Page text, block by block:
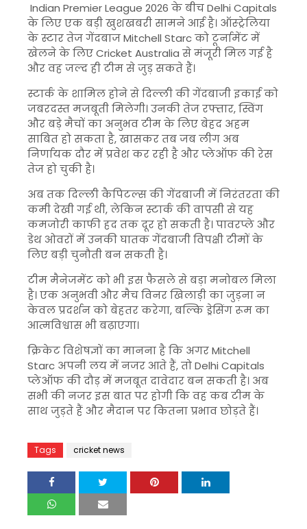
Indian Premier League 2026 के बीचDelhi Capitals
के लिए एक बड़ी खुशखबरी सामने आई है। ऑस्ट्रेलिया
के स्टार तेज गेंदबाजMitchell Starcको टूर्नामेंट में
खेलने के लिएCricket Australia से मंजूरी मिल गई है
और वह जल्द ही टीम से जुड़ सकते हैं।
स्टार्क के शामिल होने से दिल्ली की गेंदबाजी इकाई को
जबरदस्त मजबूती मिलेगी। उनकी तेज रफ्तार, स्विंग
और बड़े मैचों का अनुभव टीम के लिए बेहद अहम
साबित हो सकता है, खासकर तब जब लीग अब
निर्णायक दौर में प्रवेश कर रही है और प्लेऑफ की रेस
तेज हो चुकी है।
अब तक दिल्ली कैपिटल्स की गेंदबाजी में निरंतरता की
कमी देखी गई थी, लेकिन स्टार्क की वापसी से यह
कमजोरी काफी हद तक दूर हो सकती है। पावरप्ले और
डेथ ओवरों में उनकी घातक गेंदबाजी विपक्षी टीमों के
लिए बड़ी चुनौती बन सकती है।
टीम मैनेजमेंट को भी इस फैसले से बड़ा मनोबल मिला
है। एक अनुभवी और मैच विनर खिलाड़ी का जुड़ना न
केवल प्रदर्शन को बेहतर करेगा, बल्कि ड्रेसिंग रूम का
आत्मविश्वास भी बढ़ाएगा।
क्रिकेट विशेषज्ञों का मानना है कि अगरMitchell
Starc अपनी लय में नजर आते हैं, तोDelhi Capitals
प्लेऑफ की दौड़ में मजबूत दावेदार बन सकती है। अब
सभी की नजर इस बात पर होगी कि वह कब टीम के
साथ जुड़ते हैं और मैदान पर कितना प्रभाव छोड़ते हैं।
Tags cricket news